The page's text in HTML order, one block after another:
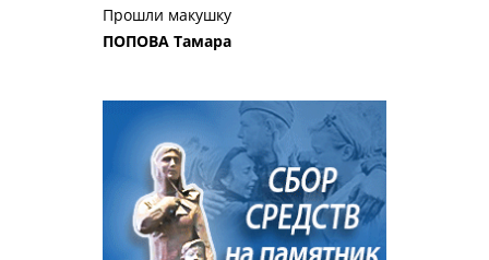
Прошли макушку
ПОПОВА Тамара